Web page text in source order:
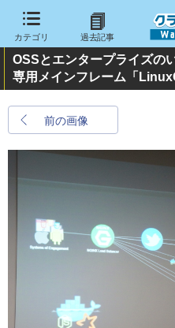
カテゴリ 過去記事
OSSとエンタープライズ
専用メインフレーム「
前の画像